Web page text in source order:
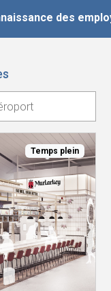
des
Temps plein